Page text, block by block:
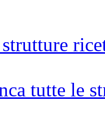
strutture
tutte le